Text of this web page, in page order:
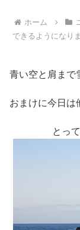
ホーム
できるようになり
青い空と肩まで
おまけに今日は
とっ